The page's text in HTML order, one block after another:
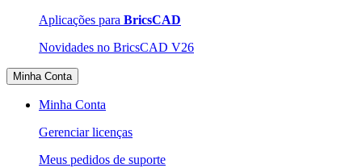
Aplicações para BricsCAD
Novidades no BricsCAD V26
Minha Conta
Minha Conta
Gerenciar licenças
Meus pedidos de suporte